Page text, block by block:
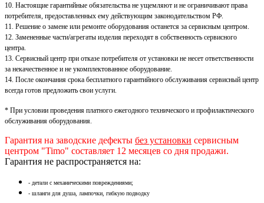
10. Настоящие гарантийные обязательства не ущемляют и не ограничивают права
потребителя, предоставленных ему действующим законодательством РФ.
11. Решение о замене или ремонте оборудования останется за сервисным центром.
12. Замененные части/агрегаты изделия переходят в собственность сервисного
центра.
13. Сервисный центр при отказе потребителя от установки не несет ответственности
за некачественное и не укомплектованное оборудование.
14. После окончания срока бесплатного гарантийного обслуживания сервисный центр
всегда готов предложить свои услуги.
* При условии проведения платного ежегодного технического и профилактического
обслуживания оборудования.
Гарантия на заводские дефекты без установки сервисным
центром "Timo" составляет 12 месяцев со дня продажи.
Гарантия не распространяется на:
- детали с механическими повреждениями;
- шланги для душа, лампочки, гибкую подводку